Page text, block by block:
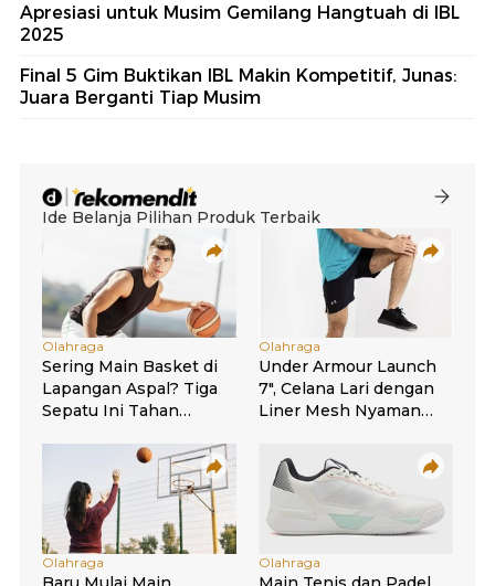
Apresiasi untuk Musim Gemilang Hangtuah di IBL
2025
Final 5 Gim Buktikan IBL Makin Kompetitif, Junas:
Juara Berganti Tiap Musim